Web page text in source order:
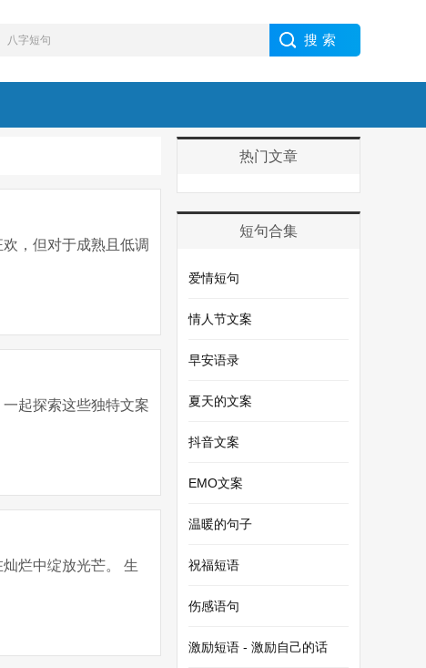
，但对于成熟且低调
起探索这些独特文案
烂中绽放光芒。 生
热门文章
短句合集
爱情短句
情人节文案
早安语录
夏天的文案
抖音文案
EMO文案
温暖的句子
祝福短语
伤感语句
激励短语 - 激励自己的话